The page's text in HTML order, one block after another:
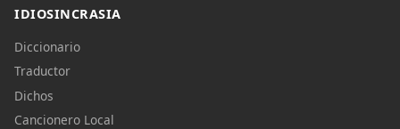
IDIOSINCRASIA
Diccionario
Traductor
Dichos
Cancionero Local